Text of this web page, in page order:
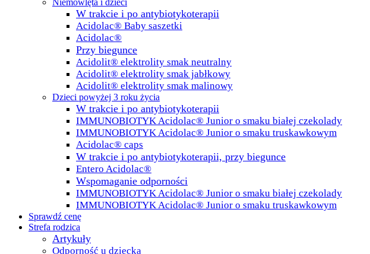
Niemowlęta i dzieci
W trakcie i po antybiotykoterapii
Acidolac® Baby saszetki
Acidolac®
Przy biegunce
Acidolit® elektrolity smak neutralny
Acidolit® elektrolity smak jabłkowy
Acidolit® elektrolity smak malinowy
Dzieci powyżej 3 roku życia
W trakcie i po antybiotykoterapii
IMMUNOBIOTYK Acidolac® Junior o smaku białej czekolady
IMMUNOBIOTYK Acidolac® Junior o smaku truskawkowym
Acidolac® caps
W trakcie i po antybiotykoterapii, przy biegunce
Entero Acidolac®
Wspomaganie odporności
IMMUNOBIOTYK Acidolac® Junior o smaku białej czekolady
IMMUNOBIOTYK Acidolac® Junior o smaku truskawkowym
Sprawdź cenę
Strefa rodzica
Artykuły
Odporność u dziecka